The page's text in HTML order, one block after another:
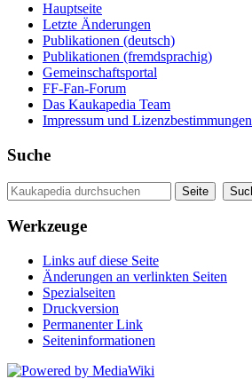
Hauptseite
Letzte Änderungen
Publikationen (deutsch)
Publikationen (fremdsprachig)
Gemeinschaftsportal
FF-Fan-Forum
Das Kaukapedia Team
Impressum und Lizenzbestimmungen
Suche
Werkzeuge
Links auf diese Seite
Änderungen an verlinkten Seiten
Spezialseiten
Druckversion
Permanenter Link
Seiten­informationen